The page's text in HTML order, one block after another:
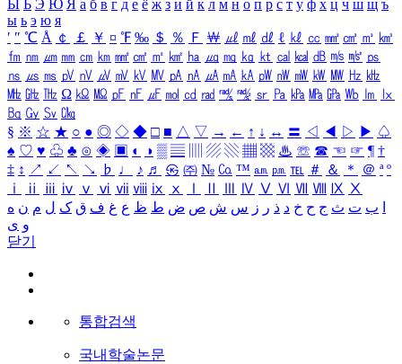
Ы Ь Э Ю Я а б в г д е ё ж з и й к л м н о п р с т у ф х ц ч ш щ ъ
ы ь э ю я
′ ″ ℃ Å ￠ ￡ ￥ ¤ ℉ ‰ ＄ ％ Ｆ ￦ ㎕ ㎖ ㎗ ℓ ㎘ ㏄ ㎣ ㎤ ㎥ ㎦
㎙ ㎚ ㎛ ㎜ ㎝ ㎞ ㎟ ㎠ ㎡ ㎢ ㏊ ㎍ ㎎ ㎏ ㏏ ㎈ ㎉ ㏈ ㎧ ㎨ ㎰
㎱ ㎲ ㎳ ㎴ ㎵ ㎶ ㎷ ㎸ ㎹ ㎀ ㎁ ㎂ ㎃ ㎄ ㎺ ㎻ ㎽ ㎾ ㎿ ㎐ ㎑
㎒ ㎓ ㎔ Ω ㏀ ㏁ ㎊ ㎋ ㎌ ㏖ ㏅ ㎭ ㎮ ㎯ ㏛ ㎩ ㎪ ㎫ ㎬ ㏝ ㏐
㏓
㏃ ㏉ ㏜ ㏆
§ ※ ☆ ★ ○ ● ◎ ◇ ◆ □ ■ △ ▽ → ← ↑ ↓ ↔ 〓 ◁ ◀ ▷ ▶ ♤
♠ ♡ ♥ ♧ ♣ ⊙ ◈ ▣ ◐ ◑ ▒ ▤ ▨ ▧ ▦ ▩ ♨ ☏ ☎ ☜ ☞ ¶ †
‡ ↕ ↗ ↙ ↖ ↘ ♭ ♩ ♪ ♬ ㉿ ㈜ № ㏇ ™ ㏂ ㏘ ℡ ＃ ＆ ＊ ＠ ª º
ⅰ
ⅱ ⅲ ⅳ ⅴ ⅵ ⅶ ⅷ ⅸ ⅹ Ⅳ Ⅴ Ⅵ Ⅶ Ⅷ Ⅸ Ⅹ
ب ت ث ج ح خ د ذ ر ز س ش ص ض ط ظ ع غ ف ق ک ل م ن ه
و ی
닫기
통합검색
국내학술논문